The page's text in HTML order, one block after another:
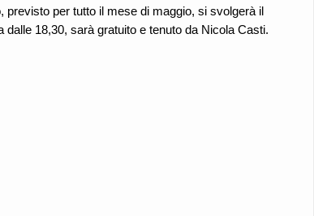
previsto per tutto il mese di maggio, si svolgerà il
dalle 18,30, sarà gratuito e tenuto da Nicola Casti.